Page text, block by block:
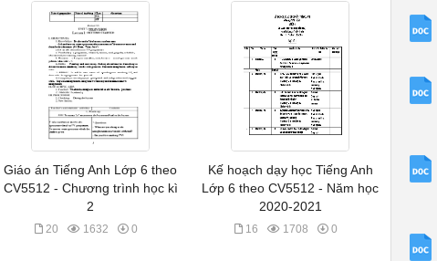
Giáo án Tiếng Anh Lớp 6 theo
CV5512 - Chương trình học kì
2
20 1632 0
Kế hoạch dạy học Tiếng Anh
Lớp 6 theo CV5512 - Năm học
2020-2021
16 1708 0